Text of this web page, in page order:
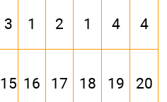
3 1 2 1 4 4
15 16 17 18 19 20